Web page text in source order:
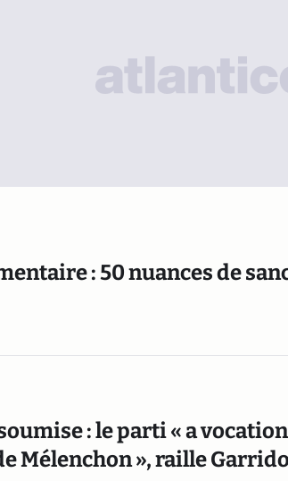
: 50 nuances de
: le parti « a
Mélenchon », raille Garrido